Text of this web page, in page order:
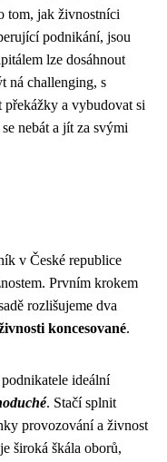
tom, jak živnostníci
podnikání, jsou
lze dosáhnout
ná challenging, s
a vybudovat si
nebát a jít za svými
v České republice
Prvním krokem
rozlišujeme dva
koncesované.
ideální
. Stačí splnit
provozování a živnost
široká škála oborů,